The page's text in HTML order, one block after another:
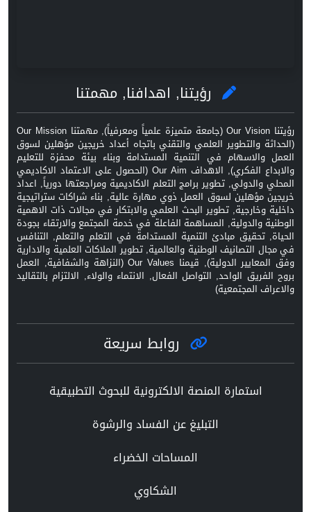
رؤيتنا, اهدافنا, مهمتنا
رؤيتنا Our Vision (جامعة متميزة علمياً ومعرفياً), مهمتنا Our Mission
(الحداثة والتطوير العلمي والتقني باتجاه أعداد خريجين مؤهلين لسوق
العمل والاسهام في التنمية المستدامة وبناء بيئة محفزة للتعليم
والابداع الفكري), الاهداف Our Aim (الحصول على الاعتماد الاكاديمي
المحلي والدولي, تطوير برامج التعلم الاكاديمية ومراجعتها دورياً, اعداد
خريجين مؤهلين لسوق العمل ذوي مهارة عالية, بناء شراكات ستراتيجية
داخلية وخارجية, تطوير البحث العلمي والابتكار في مجالات ذات الاهمية
الوطنية والدولية, المساهمة الفاعلة في خدمة المجتمع والارتقاء بجودة
الحياة, تحقيق مبادئ التنمية المستدامة في التعلم والتعلم, التنافس
في مجال التصانيف الوطنية والعالمية, تطوير الملاكات العلمية والادارية
وفق المعايير الدولية), قيمنا Our Values (النزاهة والشفافية, العمل
بروح الفريق الواحد, التواصل الفعال, الانتماء والولاء, الالتزام بالتقاليد
والاعراف المجتمعية)
روابط سريعة
استمارة المنصة الالكترونية للبحوث التطبيقية
التبليغ عن الفساد والرشوة
المساحات الخضراء
الشكاوي